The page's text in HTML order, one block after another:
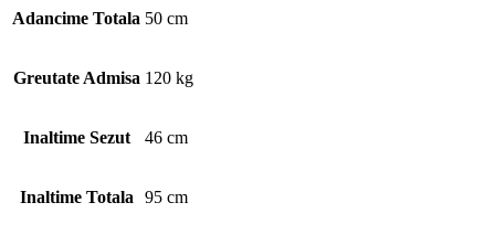
Adancime Totala 50 cm
Greutate Admisa 120 kg
Inaltime Sezut 46 cm
Inaltime Totala 95 cm